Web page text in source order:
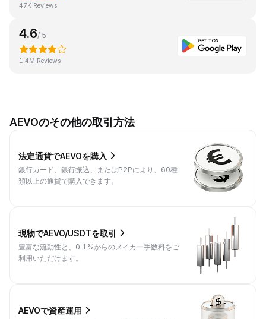
47K Reviews
4.6/ 5
1.4M Reviews
AEVOのその他の取引方法
法定通貨でAEVOを購入
銀行カード、銀行振込、またはP2Pにより、60種
類以上の通貨で購入できます。
現物でAEVO/USDTを取引
豊富な流動性と、0.1%からのメイカー手数料をご
利用いただけます。
AEVOで資産運用